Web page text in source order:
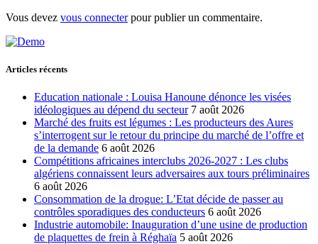
Vous devez vous connecterpour publier un commentaire.
Articles récents
Education nationale : Louisa Hanoune dénonce les visées
idéologiques au dépend du secteur 7 août 2026
Marché des fruits est légumes : Les producteurs des Aures
s’interrogent sur le retour du principe du marché de l’offre et
de la demande 6 août 2026
Compétitions africaines interclubs 2026-2027 : Les clubs
algériens connaissent leurs adversaires aux tours préliminaires
6 août 2026
Consommation de la drogue: L’Etat décide de passer au
contrôles sporadiques des conducteurs 6 août 2026
Industrie automobile: Inauguration d’une usine de production
de plaquettes de frein à Réghaïa 5 août 2026